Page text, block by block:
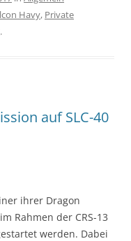
Havy, Private
.
auf SLC-40
ihrer Dragon
Rahmen der CRS-13
werden. Dabei